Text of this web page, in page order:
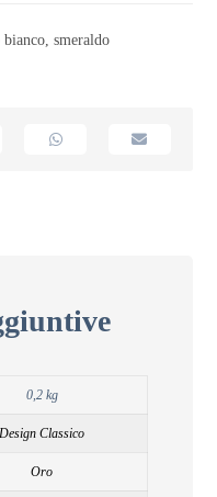
bianco ,smeraldo
0,2 kg
Design Classico
Oro